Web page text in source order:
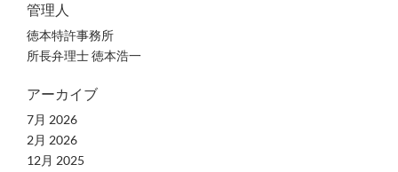
管理人
徳本特許事務所
所長弁理士 徳本浩一
アーカイブ
7月 2026
2月 2026
12月 2025